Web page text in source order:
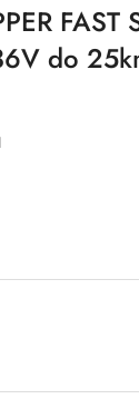
FAST
do